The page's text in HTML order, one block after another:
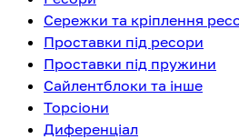
Сережки та кріплення
Проставки під ресори
Проставки під пружини
Сайлентблоки та інше
Торсіони
Диференціал